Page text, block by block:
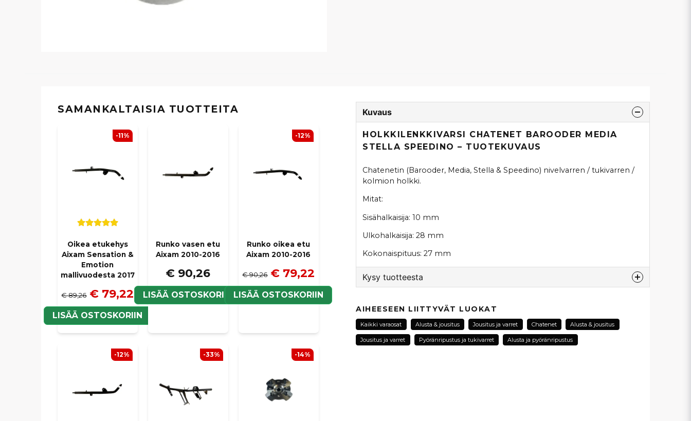
SAMANKALTAISIA ​​TUOTTEITA
Oikea etukehys
Aixam Sensation &
Emotion
mallivuodesta 2017
€ 89,26 € 79,22
LISÄÄ OSTOSKORIIN
-11%
Runko vasen etu
Aixam 2010-2016
€ 90,26
LISÄÄ OSTOSKORIIN
Runko oikea etu
Aixam 2010-2016
€ 90,26 € 79,22
LISÄÄ OSTOSKORIIN
-12%
-12% -33% -14%
Kuvaus
HOLKKILENKKIVARSI CHATENET BAROODER MEDIA
STELLA SPEEDINO – TUOTEKUVAUS
Chatenetin (Barooder, Media, Stella & Speedino) nivelvarren / tukivarren /
kolmion holkki.
Mitat:
Sisähalkaisija: 10 mm
Ulkohalkaisija: 28 mm
Kokonaispituus: 27 mm
Kysy tuotteesta
Kysy meiltä tästä tuotteesta...
AIHEESEEN LIITTYVÄT LUOKAT
Kaikki varaosat Alusta & jousitus Jousitus ja varret Chatenet Alusta & jousitus
Jousitus ja varret Pyöränripustus ja tukivarret Alusta ja pyöränripustus